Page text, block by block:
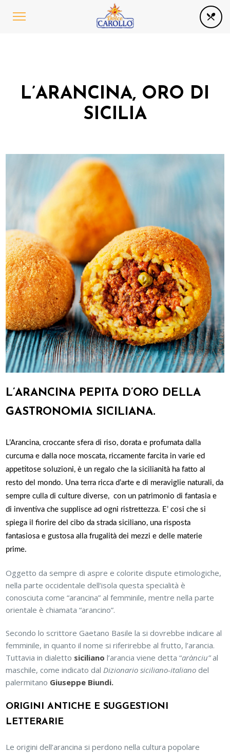
L’ARANCINA, ORO DI
SICILIA
L’ARANCINA PEPITA D’ORO DELLA
GASTRONOMIA SICILIANA.
L’Arancina, croccante sfera di riso, dorata e profumata dalla
curcuma e dalla noce moscata, riccamente farcita in varie ed
appetitose soluzioni, è un regalo che la sicilianità ha fatto al
resto del mondo. Una terra ricca d’arte e di meraviglie naturali, da
sempre culla di culture diverse, con un patrimonio di fantasia e
di inventiva che supplisce ad ogni ristrettezza. E’ cosi che si
spiega il fiorire del cibo da strada siciliano, una risposta
fantasiosa e gustosa alla frugalità dei mezzi e delle materie
prime.
Oggetto da sempre di aspre e colorite dispute etimologiche,
nella parte occidentale dell’isola questa specialità è
conosciuta come “arancina” al femminile, mentre nella parte
orientale è chiamata “arancino”.
Secondo lo scrittore Gaetano Basile la si dovrebbe indicare al
femminile, in quanto il nome si riferirebbe al frutto, l’arancia.
Tuttavia in dialetto siciliano l’arancia viene detta “arànciu”al
maschile, come indicato dal Dizionario siciliano-italiano del
palermitano Giuseppe Biundi.
ORIGINI ANTICHE E SUGGESTIONI
LETTERARIE
Le origini dell’arancina si perdono nella cultura popolare